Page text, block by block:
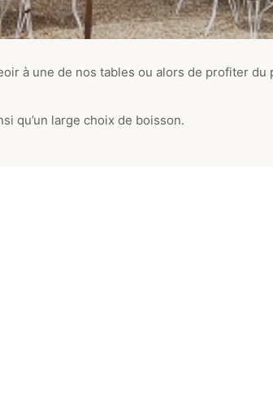
à une de nos tables ou alors de profiter du
qu’un large choix de boisson.